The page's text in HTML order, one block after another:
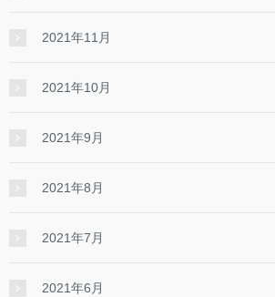
2021年11月
2021年10月
2021年9月
2021年8月
2021年7月
2021年6月